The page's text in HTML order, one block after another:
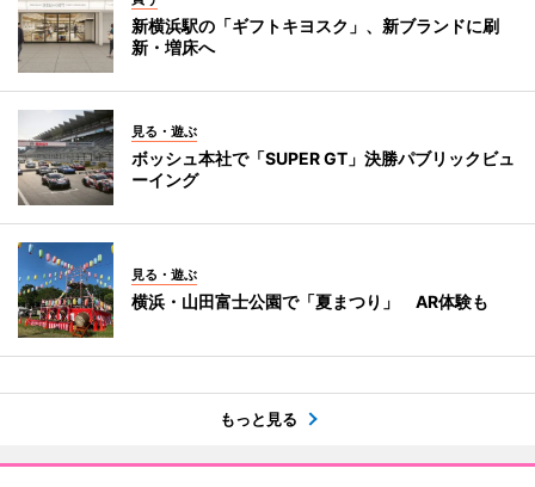
新横浜駅の「ギフトキヨスク」、新ブランドに刷
新・増床へ
見る・遊ぶ
ボッシュ本社で「SUPER GT」決勝パブリックビュ
ーイング
見る・遊ぶ
横浜・山田富士公園で「夏まつり」 AR体験も
もっと見る